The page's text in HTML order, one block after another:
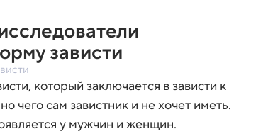
зависти
который заключается в зависти к
чего сам завистник и не хочет иметь.
у мужчин и женщин.